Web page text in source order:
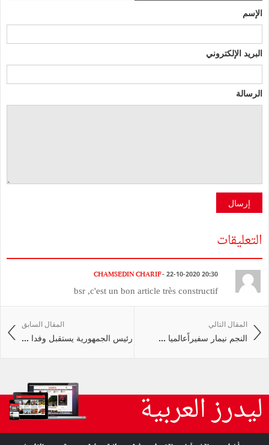
الإسم
البريد الإلكتروني
الرسالة
إرسال
التعليقات
CHAMSEDIN CHARIF- 22-10-2020 20:30
bsr ,c'est un bon article très constructif
المقال السابق
رئيس الجمهورية يستقبل وفدا ...
المقال التالي
النجم نيمار سفيراًعالميا ...
ليدرز العربية